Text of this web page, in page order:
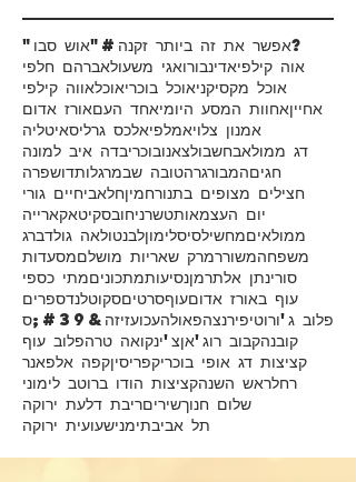
"אוש סבו"
#אפשר את זה ביותר זקנה?
אברהם חלפיאגי משעולאדינבורואוה קילפי
אווה קילפיאוכלאוכל בוכריאוכל מקסיקני
אורז אדוםאחד העםאחוות המסע היומיאחיין
איטליהאלכס גרליסאמלפיאמנון צלוי
בדה איב למונהבוכריבולצאנובחשדג ממולא
דושפרההטובה שבמרגלותהמבורגרחגים
חיים גוריחלאביחמיןחצילים מצופים בתנור
טאקארייהטשרניחובסקייום העצמאות
לאה גולדברגלבנטולימוןלסיסמחשיממולאים
מסעדותמרק שאריות מושלםמשוררמשפחה
מתי כספימתכוניםנסיעותנתן אלתרמןסורי
ספריםסקוטלנדסרטיםעוףעוף באורז אדום
עזיזה&#39;סעכופאולהפירנצהפלוב ג'ורוטי
פלוב עוףצ'ינקואה טרהקבוב רוג'אןקובנה
קפה אלפאנרקפריסיןקציצות דג אופי בוכרי
קציצות הודו ברוטב לימוניראש השנהרחל
ריבת דלעת ירוקהשיריםשלום חנוך
שעועית ירוקהתימניתל אביב